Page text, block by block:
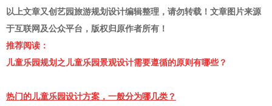
以上文章又创艺园旅游规划设计编辑整理，请勿转载！文章图片来源
于互联网及公众平台，版权归原作者所有！
推荐阅读：
儿童乐园规划之儿童乐园景观设计需要遵循的原则有哪些？
热门的儿童乐园设计方案，一般分为哪几类？